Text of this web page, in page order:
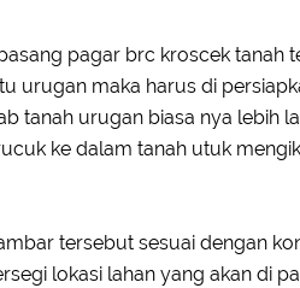
pagar brc kroscek tanah
urugan maka harus di
tanah urugan biasa nya lebih
ke dalam tanah utuk
tersebut sesuai dengan
lokasi lahan yang akan di